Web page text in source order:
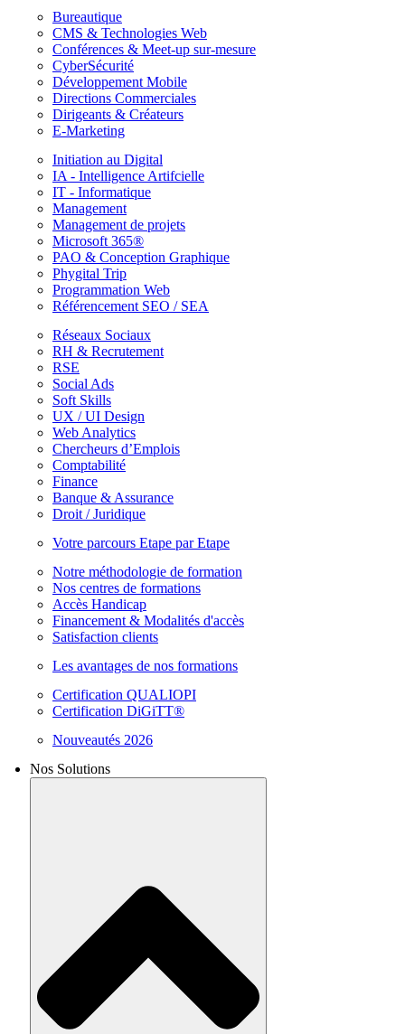
Bureautique
CMS & Technologies Web
Conférences & Meet-up sur-mesure
CyberSécurité
Développement Mobile
Directions Commerciales
Dirigeants & Créateurs
E-Marketing
Initiation au Digital
IA - Intelligence Artifcielle
IT - Informatique
Management
Management de projets
Microsoft 365®
PAO & Conception Graphique
Phygital Trip
Programmation Web
Référencement SEO / SEA
Réseaux Sociaux
RH & Recrutement
RSE
Social Ads
Soft Skills
UX / UI Design
Web Analytics
Chercheurs d’Emplois
Comptabilité
Finance
Banque & Assurance
Droit / Juridique
Votre parcours Etape par Etape
Notre méthodologie de formation
Nos centres de formations
Accès Handicap
Financement & Modalités d'accès
Satisfaction clients
Les avantages de nos formations
Certification QUALIOPI
Certification DiGiTT®
Nouveautés 2026
Nos Solutions